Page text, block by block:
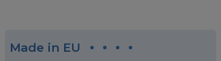
Made in EU